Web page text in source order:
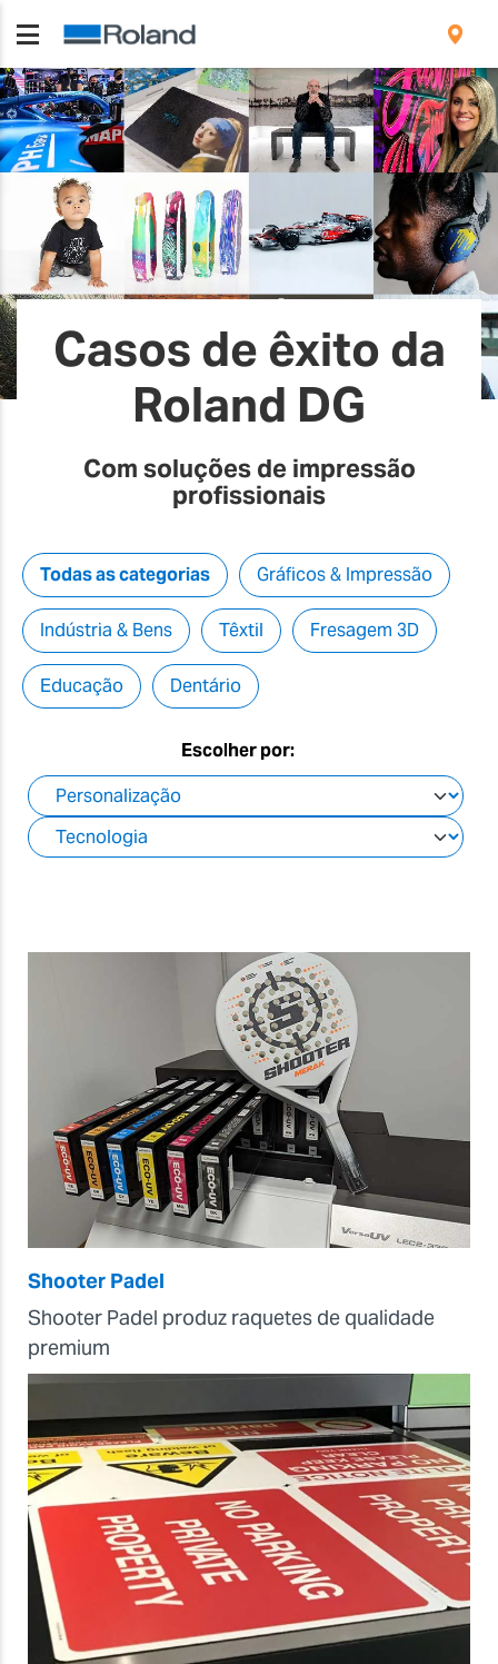
Casos de êxito da
Roland DG
Com soluções de impressão
profissionais
Todas as categorias Gráficos & Impressão
Indústria & Bens Têxtil Fresagem 3D
Educação Dentário
Escolher por:
Shooter Padel
Shooter Padel produz raquetes de qualidade
premium